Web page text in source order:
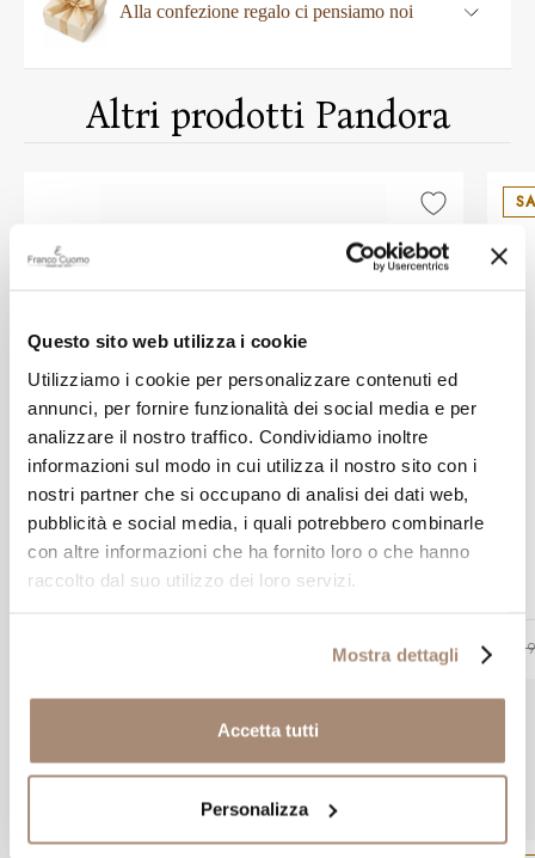
Questo sito web utilizza i cookie
Utilizziamo i cookie per personalizzare contenuti ed
annunci, per fornire funzionalità dei social media e per
analizzare il nostro traffico. Condividiamo inoltre
informazioni sul modo in cui utilizza il nostro sito con i
nostri partner che si occupano di analisi dei dati web,
pubblicità e social media, i quali potrebbero combinarle
con altre informazioni che ha fornito loro o che hanno
raccolto dal suo utilizzo dei loro servizi.
Mostra dettagli
Accetta tutti
Personalizza
Alla confezione regalo ci pensiamo noi
Altri prodotti Pandora
PANDORA
Bracciale Tennis Pandora in argento
€
Prodotti simili